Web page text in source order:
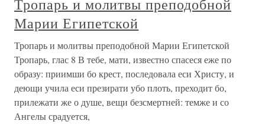
Тропарь и молитвы преподобной
Марии Египетской
Тропарь и молитвы преподобной Марии Египетской
Тропарь, глас 8 В тебе, мати, известно спасеся еже по
образу: приимши бо крест, последовала еси Христу, и
деющи учила еси презирати убо плоть, преходит бо,
прилежати же о душе, вещи безсмертней: темже и со
Ангелы срадуется,